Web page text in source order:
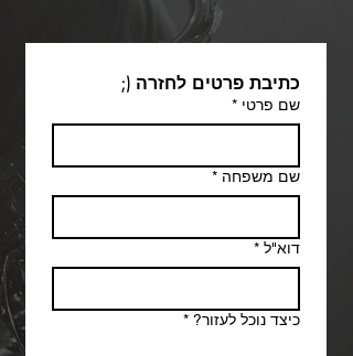
כתיבת פרטים לחזרה (;
שם פרטי *
שם משפחה *
דוא"ל *
כיצד נוכל לעזור? *